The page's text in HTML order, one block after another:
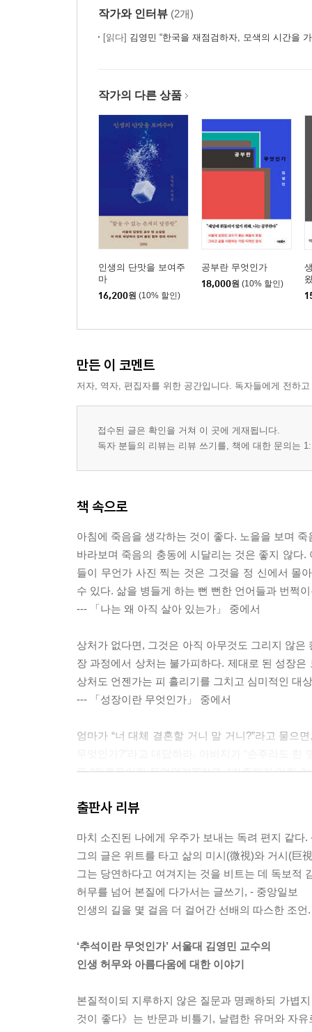
작가와 인터뷰 (2개)
[읽다] 김영민 “한국을 재점검하자, 모색의 시간을
작가의 다른 상품
인생의 단맛을 보여주
마
16,200원 (10% 할인)
공부란 무엇인가
18,000원 (10% 할인)
만든 이 코멘트
저자, 역자, 편집자를 위한 공간입니다. 독자들에게 전하
접수된 글은 확인을 거쳐 이 곳에 게재됩니다.
독자 분들의 리뷰는 리뷰 쓰기를, 책에 대한 문의는
책 속으로
아침에 죽음을 생각하는 것이 좋다. 노을을 보며
바라보며 죽음의 충동에 시달리는 것은 좋지 않다.
들이 무언가 사진 찍는 것은 그것을 정 신에서 몰
수 있다. 삶을 병들게 하는 뻔 뻔한 언어들과 번쩍
--- 「나는 왜 아직 살아 있는가」 중에서
상처가 없다면, 그것은 아직 아무것도 그리지 않
장 과정에서 상처는 불가피하다. 제대로 된 성장
상처도 언젠가는 피 흘리기를 그치고 심미적인 대
--- 「성장이란 무엇인가」 중에서
엄마가 “너 대체 결혼할 거니 말 거니?”라고 물으
든 “외로움이란 무엇인가?”라고. “가족끼리 이런
--- 「추석이란 무엇인가」 중에서
애써 시험공부를 해서 기왕에 대학에 들어왔다면,
고양이처럼 그러한 사치스러운 지적 경험을 찾아
을 그 환한 앎에서 얻어야 한다. 세상에는 자신이
--- 「수능 이후」 중에서
나 사회적 명예를 누렸느냐, 누가 오래 살았느냐
고 있느냐는 것입니다. 그럼 어떤 것이 좋은 이야기
모든 이야기에 끝이 있듯이, 인생에도 끝이 있다.
출판사 리뷰
마치 소진된 나에게 우주가 보내는 독려 편지 같다.
그의 글은 위트를 타고 삶의 미시(微視)와 거시(巨
그는 당연하다고 여겨지는 것을 비트는 데 독보적
허무를 넘어 본질에 다가서는 글쓰기, - 중앙일보
인생의 길을 몇 걸음 더 걸어간 선배의 따스한 조언
‘추석이란 무엇인가’ 서울대 김영민 교수의
인생 허무와 아름다움에 대한 이야기
본질적이되 지루하지 않은 질문과 명쾌하되 가볍
것이 좋다》는 반문과 비틀기, 날렵한 유머와 자